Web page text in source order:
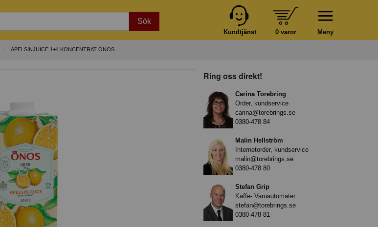
Sök
Meny
0 varor
Kundtjänst
APELSINJUICE 1+4 KONCENTRAT ÖNOS
Ring oss direkt!
Carina Torebring
Order, kundservice
carina@torebrings.se
0380-478 84
Malin Hellström
Internetorder, kundservice
malin@torebrings.se
0380-478 80
Stefan Grip
Kaffe- Varuautomater
stefan@torebrings.se
0380-478 81